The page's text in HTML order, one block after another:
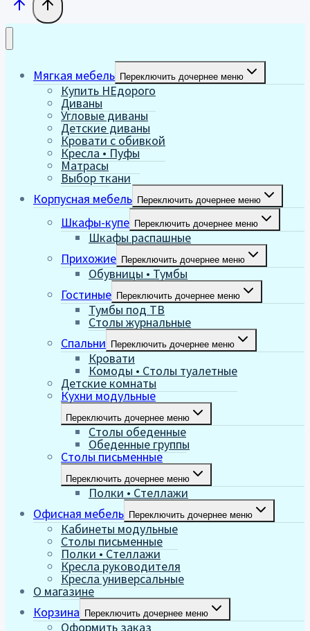
Мягкая мебель Переключить дочернее меню
Купить НЕдорого
Диваны
Угловые диваны
Детские диваны
Кровати с обивкой
Кресла • Пуфы
Матрасы
Выбор ткани
Корпусная мебель Переключить дочернее меню
Шкафы-купе Переключить дочернее меню
Шкафы распашные
Прихожие Переключить дочернее меню
Обувницы • Тумбы
Гостиные Переключить дочернее меню
Тумбы под ТВ
Столы журнальные
Спальни Переключить дочернее меню
Кровати
Комоды • Столы туалетные
Детские комнаты
Кухни модульные
Переключить дочернее меню
Столы обеденные
Обеденные группы
Столы письменные
Переключить дочернее меню
Полки • Стеллажи
Офисная мебель Переключить дочернее меню
Кабинеты модульные
Столы письменные
Полки • Стеллажи
Кресла руководителя
Кресла универсальные
О магазине
Корзина Переключить дочернее меню
Оформить заказ